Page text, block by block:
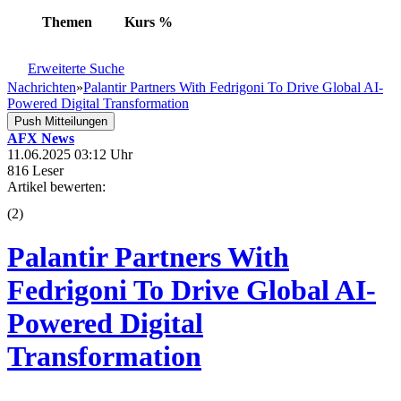
Themen Kurs %
Erweiterte Suche
Nachrichten»Palantir Partners With Fedrigoni To Drive Global AI-
Powered Digital Transformation
Push Mitteilungen
AFX News
11.06.2025 03:12 Uhr
816 Leser
Artikel bewerten:
(2)
Palantir Partners With
Fedrigoni To Drive Global AI-
Powered Digital
Transformation